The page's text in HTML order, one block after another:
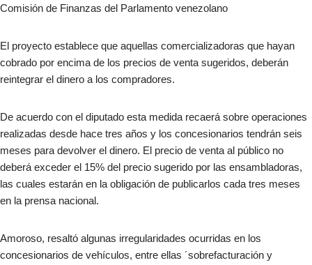
Comisión de Finanzas del Parlamento venezolano
El proyecto establece que aquellas comercializadoras que hayan
cobrado por encima de los precios de venta sugeridos, deberán
reintegrar el dinero a los compradores.
De acuerdo con el diputado esta medida recaerá sobre operaciones
realizadas desde hace tres años y los concesionarios tendrán seis
meses para devolver el dinero. El precio de venta al público no
deberá exceder el 15% del precio sugerido por las ensambladoras,
las cuales estarán en la obligación de publicarlos cada tres meses
en la prensa nacional.
Amoroso, resaltó algunas irregularidades ocurridas en los
concesionarios de vehículos, entre ellas ´sobrefacturación y